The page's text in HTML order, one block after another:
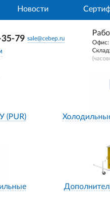
Новости
35-79 sale@cebep.ru
Офис:
(PUR)